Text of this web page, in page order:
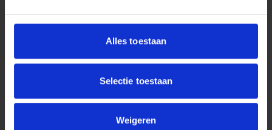
Alles toestaan
Selectie toestaan
Weigeren
Juridisch medewerker
+31 6 34 92 89 66
Connect op LinkedIn